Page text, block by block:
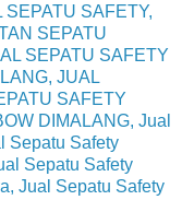
SAFETY,
SEPATU
SEPATU SAFETY
JUAL
SAFETY
DIMALANG, Jual
Sepatu Safety
Sepatu Safety
Jual Sepatu Safety